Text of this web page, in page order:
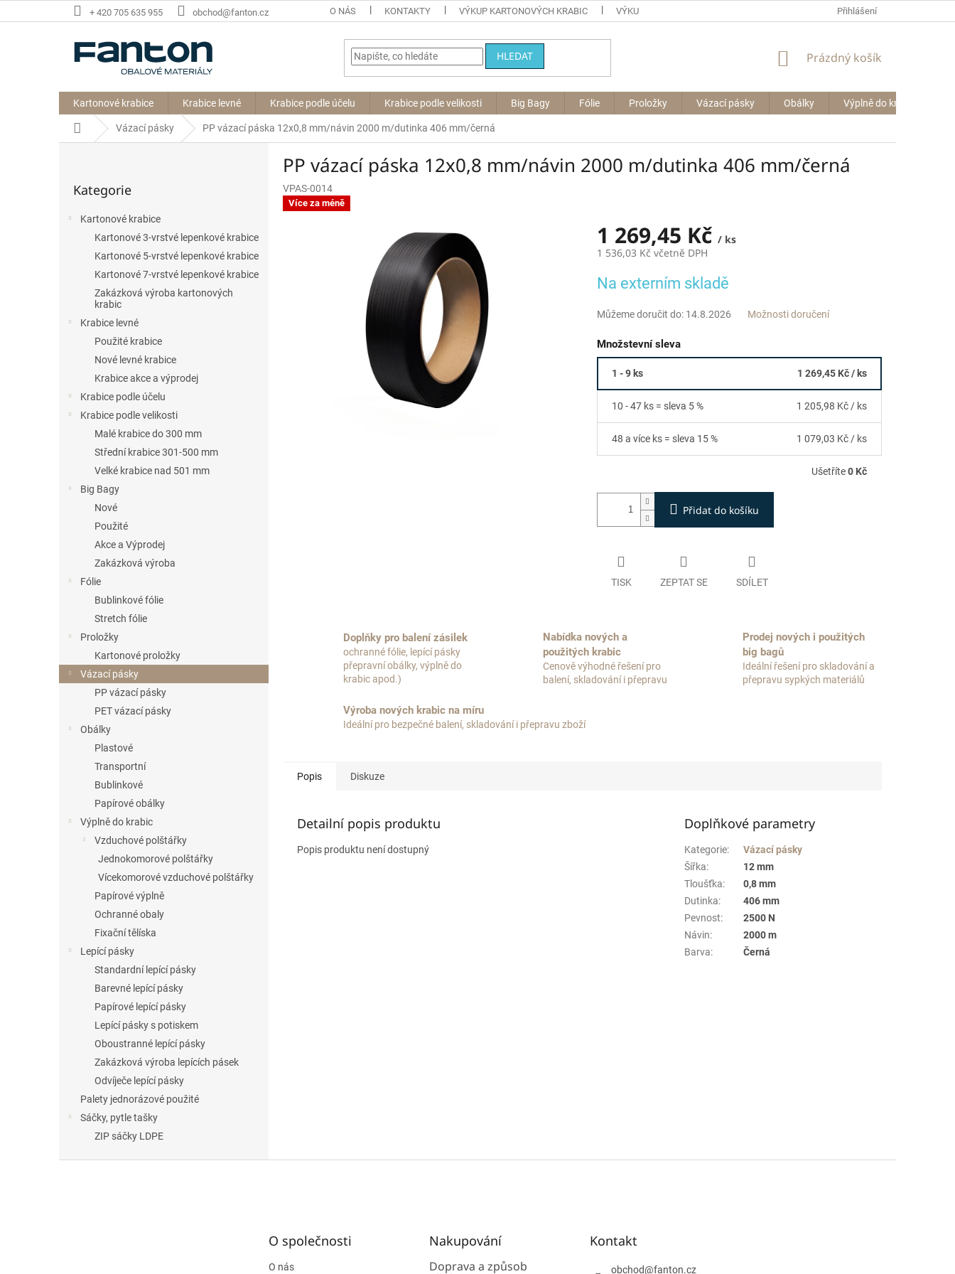
na
+ 420 705 635 955 obchod@fanton.cz O NÁS KONTAKTY VÝKUP KARTONOVÝCH KRABIC VÝKUP BIG BAGŮ Přihlášení
HLEDAT
NÁKUPNÍ
Prázdný košík
Kartonové krabice Krabice levné Krabice podle účelu Krabice podle velikosti Big Bagy Fólie Proložky Vázací pásky Obálky Výplně do krabic
Domů Vázací pásky PP vázací páska 12x0,8 mm/návin 2000 m/dutinka 406 mm/černá
kategorie
Kategorie
Kartonové krabice
Kartonové 3-vrstvé lepenkové krabice
Kartonové 5-vrstvé lepenkové krabice
Kartonové 7-vrstvé lepenkové krabice
Zakázková výroba kartonových
krabic
Krabice levné
Použité krabice
Nové levné krabice
Krabice akce a výprodej
Krabice podle účelu
Krabice podle velikosti
Malé krabice do 300 mm
Střední krabice 301-500 mm
Velké krabice nad 501 mm
Big Bagy
Nové
Použité
Akce a Výprodej
Zakázková výroba
Fólie
Bublinkové fólie
Stretch fólie
Proložky
Kartonové proložky
Vázací pásky
PP vázací pásky
PET vázací pásky
Obálky
Plastové
Transportní
Bublinkové
Papírové obálky
Výplně do krabic
Vzduchové polštářky
Jednokomorové polštářky
Vícekomorové vzduchové polštářky
Papírové výplně
Ochranné obaly
Fixační tělíska
Lepící pásky
Standardní lepící pásky
Barevné lepící pásky
Papírové lepící pásky
Lepící pásky s potiskem
Oboustranné lepící pásky
Zakázková výroba lepících pásek
Odvíječe lepící pásky
Palety jednorázové použité
Sáčky, pytle tašky
ZIP sáčky LDPE
PP vázací páska 12x0,8 mm/návin 2000 m/dutinka 406 mm/černá
VPAS-0014
Více za méně
1 269,45 Kč / ks
1 536,03 Kč včetně DPH
cena:
Na externím skladě
Můžeme doručit do: 14.8.2026 Možnosti doručení
Množstevní sleva
1 - 9 ks 1 269,45 Kč/ ks
10 - 47 ks = sleva 5 % 1 205,98 Kč / ks
48 a více ks = sleva 15 % 1 079,03 Kč / ks
Ušetříte0 Kč
Přidat do košíku
TISK ZEPTAT SE SDÍLET
Doplňky pro balení zásilek
ochranné fólie, lepící pásky
přepravní obálky, výplně do
krabic apod.)
Nabídka nových a
použitých krabic
Cenově výhodné řešení pro
balení, skladování i přepravu
Prodej nových i použitých
big bagů
Ideální řešení pro skladování a
přepravu sypkých materiálů
Výroba nových krabic na míru
Ideální pro bezpečné balení, skladování i přepravu zboží
Popis Diskuze
Detailní popis produktu
Popis produktu není dostupný
Doplňkové parametry
Kategorie:
Vázací pásky
Šířka:
12 mm
Tloušťka:
0,8 mm
Dutinka:
406 mm
Pevnost:
2500 N
Návin:
2000 m
Barva: Černá
O společnosti
O nás
Nakupování
Doprava a způsob
Kontakt
obchod@fanton.cz